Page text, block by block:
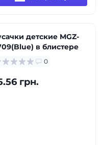
детские MGZ-
в блистере
0
грн.